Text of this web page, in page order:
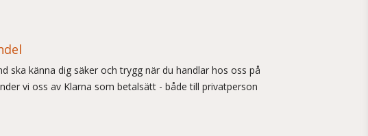
ska känna dig säker och trygg när du handlar hos oss på
vi oss av Klarna som betalsätt - både till privatperson